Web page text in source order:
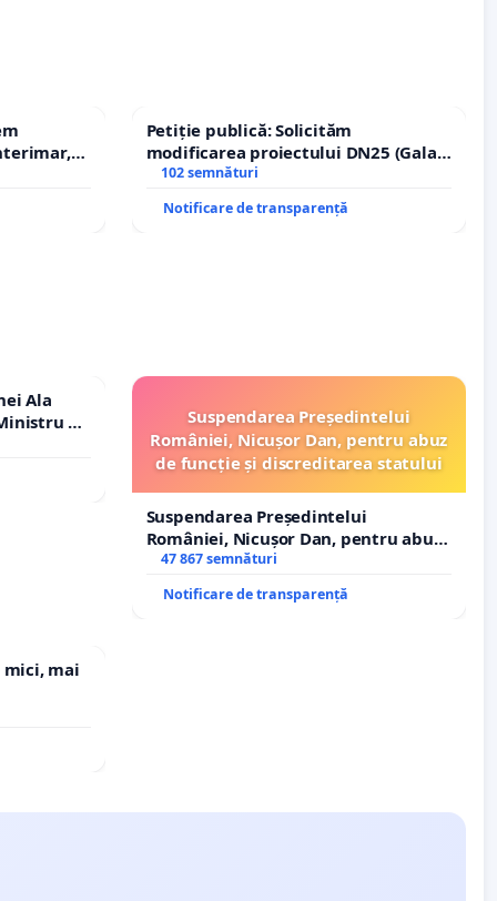
Petiție publică: Solicităm
modificarea proiectului DN25 (Galați
– Hanu Conachi) prin devierea
traseului în afara localităților!
102 semnături
Notificare de transparență
Ala
al
Suspendarea Președintelui
României, Nicușor Dan, pentru abuz
de funcție și discreditarea statului
Suspendarea Președintelui
României, Nicușor Dan, pentru abuz
de funcție și discreditarea statului
47 867 semnături
Notificare de transparență
mai